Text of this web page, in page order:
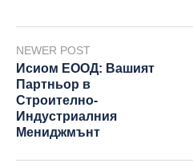
NEWER POST
Исиом ЕООД: Вашият
Партньор в
Строително-
Индустриалния
Мениджмънт